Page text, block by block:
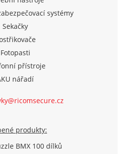
systémy
Sekačky
Fotopasti
přístroje
nářadí
produkty:
BMX 100 dílků